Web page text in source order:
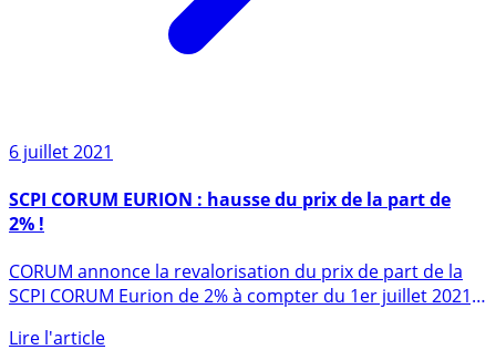
6 juillet 2021
2% !
SCPI CORUM Eurion de 2% à compter du 1er juillet 2021,